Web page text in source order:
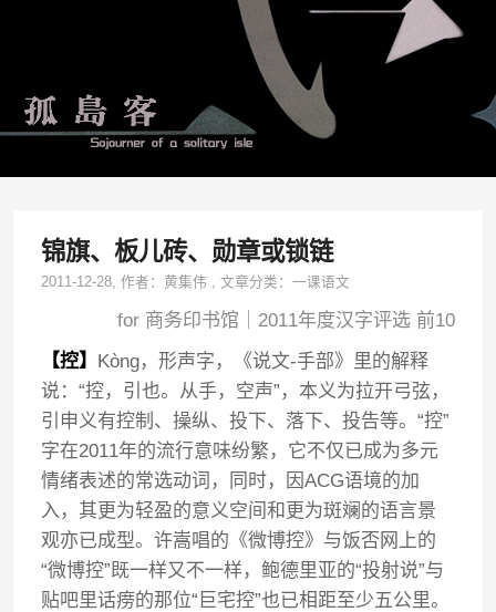
锦旗、板儿砖、勋章或锁链
2011-12-28, 作者：黄集伟 ,文章分类：一课语文
for 商务印书馆｜2011年度汉字评选 前10
【控】 Kòng，形声字，《说文-手部》里的解释
说：“控，引也。从手，空声”，本义为拉开弓弦，
引申义有控制、操纵、投下、落下、投告等。“控”
字在2011年的流行意味纷繁，它不仅已成为多元
情绪表述的常选动词，同时，因ACG语境的加
入，其更为轻盈的意义空间和更为斑斓的语言景
观亦已成型。许嵩唱的《微博控》与饭否网上的
“微博控”既一样又不一样，鲍德里亚的“投射说”与
贴吧里话痨的那位“巨宅控”也已相距至少五公里。